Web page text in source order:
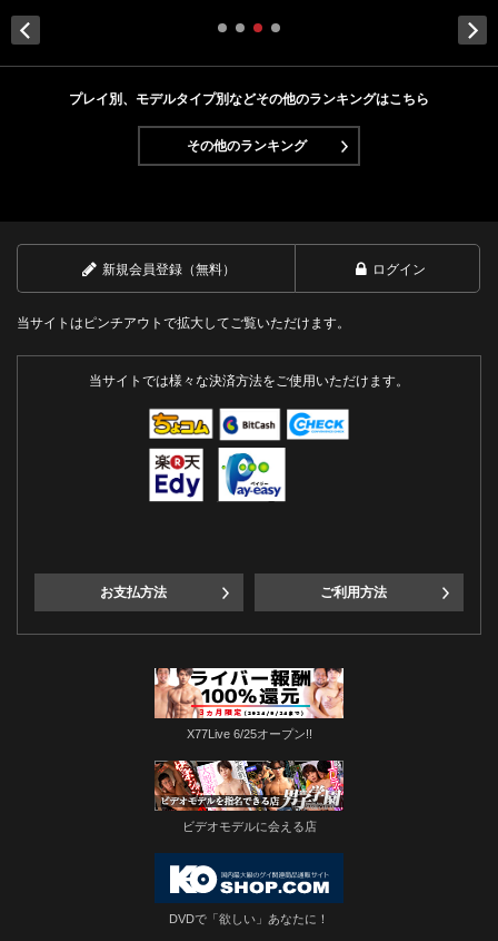
プレイ別、モデルタイプ別などその他のランキングはこちら
その他のランキング
新規会員登録（無料） ログイン
当サイトはピンチアウトで拡大してご覧いただけます。
当サイトでは様々な決済方法をご使用いただけます。
お支払方法 ご利用方法
X77Live 6/25オープン!!
ビデオモデルに会える店
DVDで「欲しい」あなたに！